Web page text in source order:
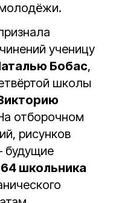
ученицу
Бобас,
школы
отборочном
рисунков
будущие
64 школьника